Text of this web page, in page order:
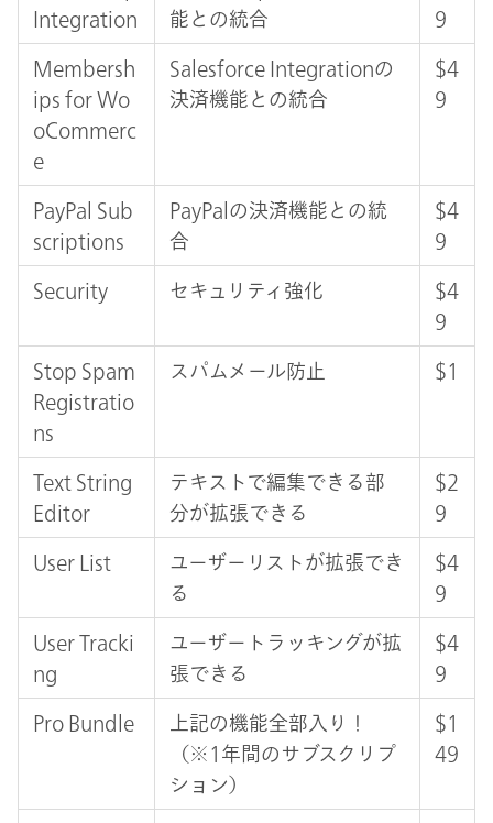
Integration
能との統合
9
Membersh
ips for Wo
oCommerc
e
Salesforce Integrationの
決済機能との統合
$4
9
PayPal Sub
scriptions
PayPalの決済機能との統
合
$4
9
Security セキュリティ強化
$4
9
Stop Spam
Registratio
ns
スパムメール防止 $1
Text String
Editor
テキストで編集できる部
分が拡張できる
$2
9
User List
ユーザーリストが拡張でき
る
$4
9
User Tracki
ng
ユーザートラッキングが拡
張できる
$4
9
Pro Bundle
上記の機能全部入り！
（※1年間のサブスクリプ
ション）
$1
49